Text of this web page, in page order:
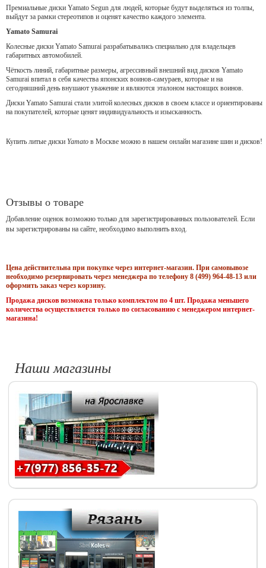
Премиальные диски Yamato Segun для людей, которые будут выделяться из толпы,
выйдут за рамки стереотипов и оценят качество каждого элемента.
Yamato Samurai
Колесные диски Yamato Samurai разрабатывались специально для владельцев
габаритных автомобилей.
Чёткость линий, габаритные размеры, агрессивный внешний вид дисков Yamato
Samurai впитал в себя качества японских воинов-самураев, которые и на
сегодняшний день внушают уважение и являются эталоном настоящих воинов.
Диски Yamato Samurai стали элитой колесных дисков в своем классе и ориентированы
на покупателей, которые ценят индивидуальность и изысканность.
Купить литые диски Yamato в Москве можно в нашем онлайн магазине шин и дисков!
Отзывы о товаре
Добавление оценок возможно только для зарегистрированных пользователей. Если
вы зарегистрированы на сайте, необходимо выполнить вход.
Цена действительна при покупке через интернет-магазин. При самовывозе
необходимо резервировать через менеджера по телефону 8 (499) 964-48-13 или
оформить заказ через корзину.
Продажа дисков возможна только комплектом по 4 шт. Продажа меньшего
количества осуществляется только по согласованию с менеджером интернет-
магазина!
Наши магазины